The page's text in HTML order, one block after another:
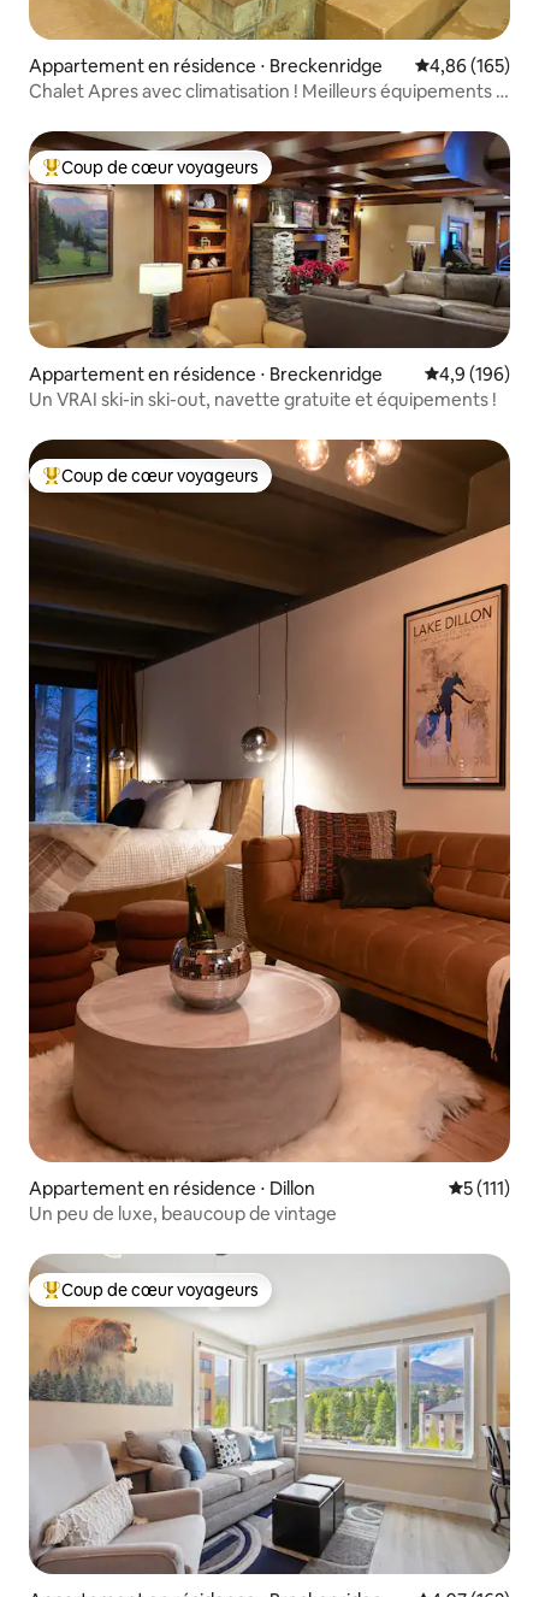
Appartement en résidence ⋅ Breckenridge Évaluation
4,86 (165)
Chalet Apres avec climatisation ! Meilleurs équipements !
Coups de cœur voyageurs les plus appréciés
Coup de cœur voyageurs
Appartement en résidence ⋅ Breckenridge Évaluation
4,9 (196)
Un VRAI ski-in ski-out, navette gratuite et équipements !
Coups de cœur voyageurs les plus appréciés
Coup de cœur voyageurs
Appartement en résidence ⋅ Dillon Évaluation
5 (111)
Un peu de luxe, beaucoup de vintage
Coups de cœur voyageurs les plus appréciés
Coup de cœur voyageurs